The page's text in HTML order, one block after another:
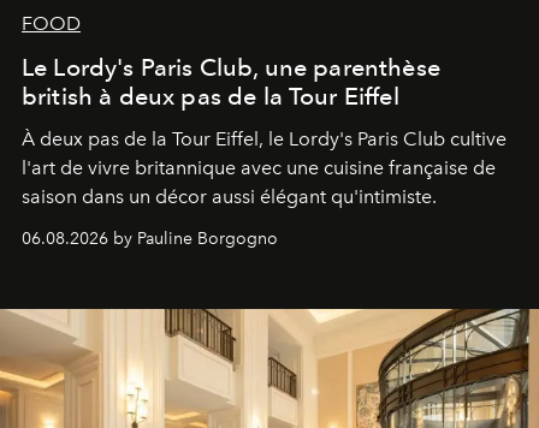
FOOD
Le Lordy's Paris Club, une parenthèse
british à deux pas de la Tour Eiffel
À deux pas de la Tour Eiffel, le Lordy's Paris Club cultive
l'art de vivre britannique avec une cuisine française de
saison dans un décor aussi élégant qu'intimiste.
06.08.2026 by Pauline Borgogno